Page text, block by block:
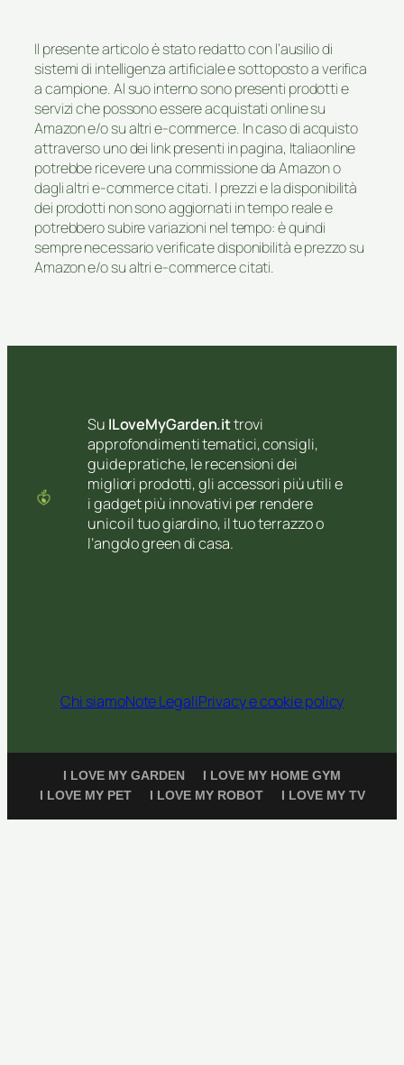
Il presente articolo è stato redatto con l’ausilio di
sistemi di intelligenza artificiale e sottoposto a verifica
a campione. Al suo interno sono presenti prodotti e
servizi che possono essere acquistati online su
Amazon e/o su altri e-commerce. In caso di acquisto
attraverso uno dei link presenti in pagina, Italiaonline
potrebbe ricevere una commissione da Amazon o
dagli altri e-commerce citati. I prezzi e la disponibilità
dei prodotti non sono aggiornati in tempo reale e
potrebbero subire variazioni nel tempo: è quindi
sempre necessario verificate disponibilità e prezzo su
Amazon e/o su altri e-commerce citati.
Su ILoveMyGarden.ittrovi
approfondimenti tematici, consigli,
guide pratiche, le recensioni dei
migliori prodotti, gli accessori più utili e
i gadget più innovativi per rendere
unico il tuo giardino, il tuo terrazzo o
l’angolo green di casa.
Chi siamoNote LegaliPrivacy e cookie policy
I LOVE MY GARDEN
I LOVE MY HOME GYM
I LOVE MY PET
I LOVE MY ROBOT I LOVE MY TV